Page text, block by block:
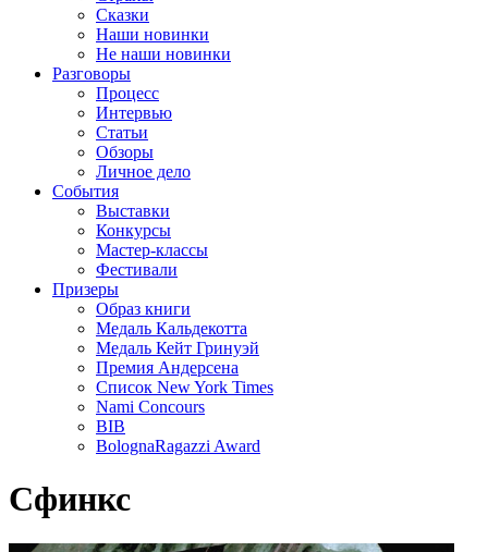
Сказки
Наши новинки
Не наши новинки
Разговоры
Процесс
Интервью
Статьи
Обзоры
Личное дело
События
Выставки
Конкурсы
Мастер-классы
Фестивали
Призеры
Образ книги
Медаль Кальдекотта
Медаль Кейт Гринуэй
Премия Андерсена
Список New York Times
Nami Concours
BIB
BolognaRagazzi Award
Сфинкс